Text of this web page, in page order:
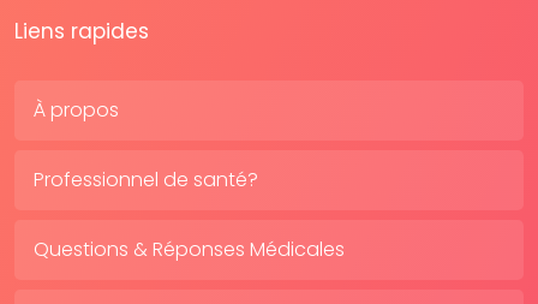
Liens rapides
À propos
Professionnel de santé?
Questions & Réponses Médicales